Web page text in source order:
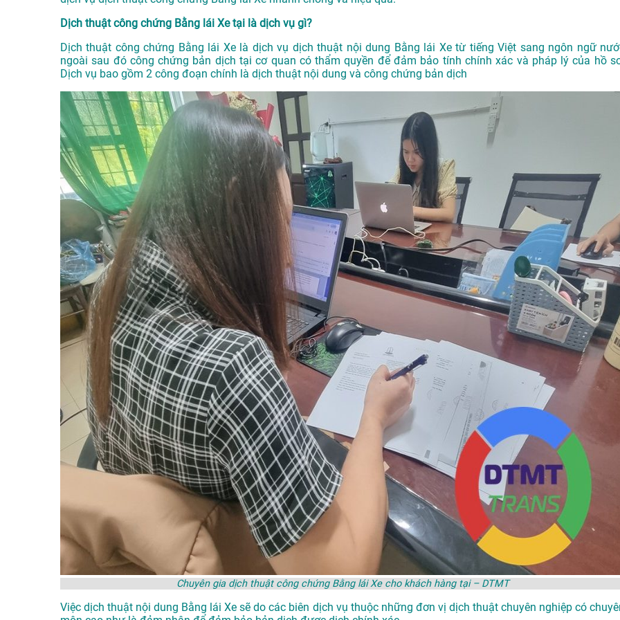
Dịch thuật công chứng Bằng lái Xe tại là dịch vụ gì?
Dịch thuật công chứng Bằng lái Xe là dịch vụ dịch thuật nội dung Bằng lái Xe từ tiếng Việt sang ngôn ngữ
ngoài sau đó công chứng bản dịch tại cơ quan có thẩm quyền để đảm bảo tính chính xác và pháp lý của hồ
Dịch vụ bao gồm 2 công đoạn chính là dịch thuật nội dung và công chứng bản dịch
Chuyên gia dịch thuật công chứng Bằng lái Xe cho khách hàng tại – DTMT
Việc dịch thuật nội dung Bằng lái Xe sẽ do các biên dịch vụ thuộc những đơn vị dịch thuật chuyên nghiệp có